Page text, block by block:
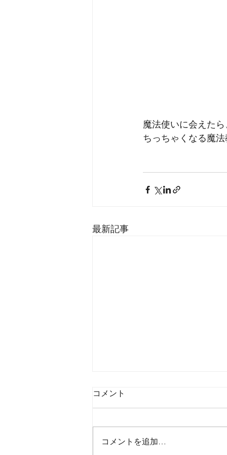
魔法使いに会えたら
ちっちゃくなる魔法
最新記事
コメント
コメントを追加…